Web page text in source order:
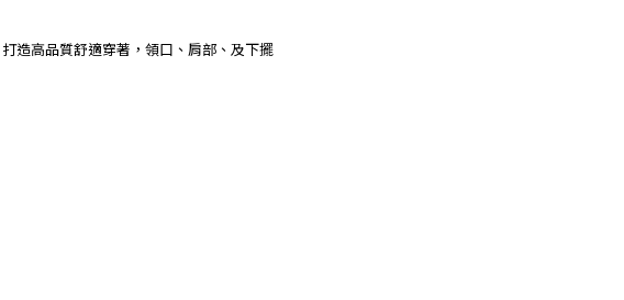
造高品質舒適穿著，領口、肩部、及下擺